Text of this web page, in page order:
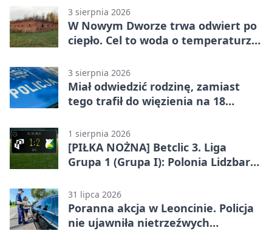
3 sierpnia 2026
W Nowym Dworze trwa odwiert po
ciepło. Cel to woda o temperaturze
3 sierpnia 2026
Miał odwiedzić rodzinę, zamiast
tego trafił do więzienia na 18
1 sierpnia 2026
[PIŁKA NOŻNA] Betclic 3. Liga
Grupa 1 (Grupa I): Polonia Lidzbark
Mazowiecki 1:2
31 lipca 2026
Poranna akcja w Leoncinie. Policja
nie ujawniła nietrzeźwych